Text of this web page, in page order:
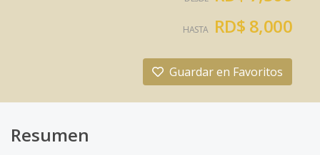
HASTA RD$ 8,000
Guardar en Favoritos
Resumen